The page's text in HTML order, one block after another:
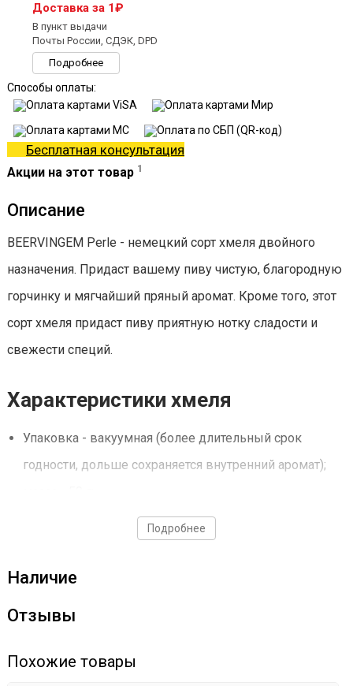
Доставка за 1₽
В пункт выдачи
Почты России, СДЭК, DPD
Подробнее
Способы оплаты:
Бесплатная консультация
Акции на этот товар 1
Описание
BEERVINGEM Perle - немецкий сорт хмеля двойного
назначения. Придаст вашему пиву чистую, благородную
горчинку и мягчайший пряный аромат. Кроме того, этот
сорт хмеля придаст пиву приятную нотку сладости и
свежести специй.
Характеристики хмеля
Упаковка - вакуумная (более длительный срок
годности, дольше сохраняется внутренний аромат);
альфа-кислоты - 6-10%;
ароматика - хмель;
Special Bitter, English Pale Ale, Pilsner.
Подробнее
Наличие
Отзывы
Похожие товары